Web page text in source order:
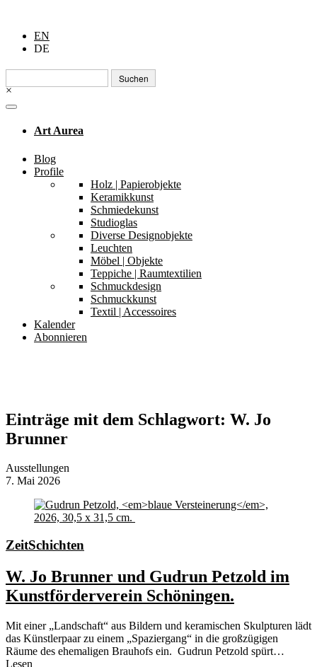
EN
DE
Suchen
nach:
×
Art Aurea
Blog
Profile
Holz | Papierobjekte
Keramikkunst
Schmiedekunst
Studioglas
Diverse Designobjekte
Leuchten
Möbel | Objekte
Teppiche | Raumtextilien
Schmuckdesign
Schmuckkunst
Textil | Accessoires
Kalender
Abonnieren
Einträge mit dem Schlagwort: W. Jo
Brunner
Ausstellungen
7. Mai 2026
ZeitSchichten
W. Jo Brunner und Gudrun Petzold im
Kunstförderverein Schöningen.
Mit einer „Landschaft“ aus Bildern und keramischen Skulpturen lädt
das Künstlerpaar zu einem „Spaziergang“ in die großzügigen
Räume des ehemaligen Brauhofs ein. Gudrun Petzold spürt…
Lesen